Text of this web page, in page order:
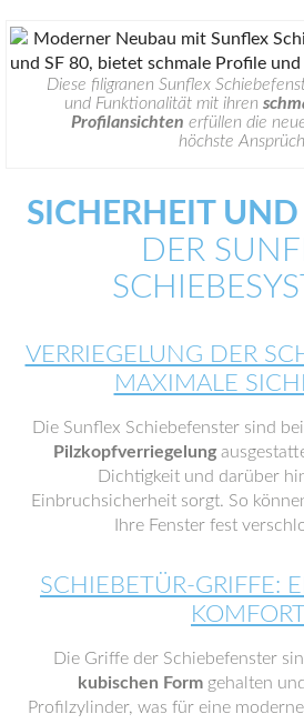
Diese filigranen Sunflex
und Funktionalität mit ihren
Profilansichten erfüllen die
höchste
SICHERHEIT
DER
VERRIEGELUNG DER
MAXIMALE
Die Sunflex Schiebefenster sind
Pilzkopfverriegelung
Dichtigkeit und darüber
Einbruchsicherheit sorgt. So
Ihre Fenster fest
SCHIEBETÜR-GRIFFE:
Die Griffe der Schiebefenster
kubischen Formgehalten
Profilzylinder, was für eine